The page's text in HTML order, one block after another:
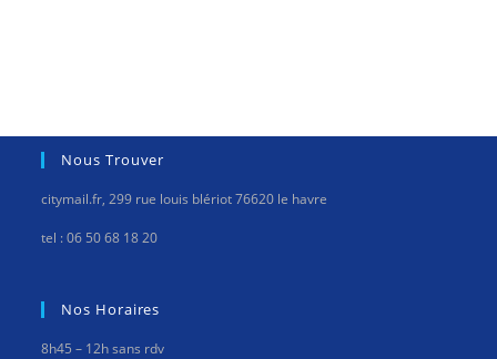
Nous Trouver
citymail.fr, 299 rue louis blériot 76620 le havre
tel : 06 50 68 18 20
Nos Horaires
8h45 – 12h sans rdv